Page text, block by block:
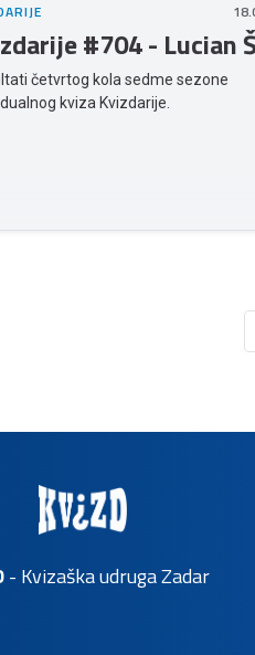
#704 - Lucian
četvrtog kola sedme sezone
kviza Kvizdarije.
- Kvizaška udruga Zadar